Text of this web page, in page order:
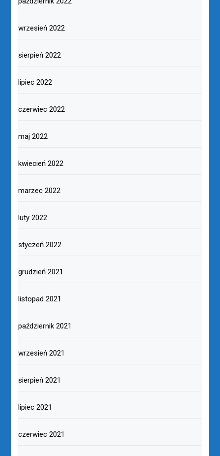
wrzesień 2022
sierpień 2022
lipiec 2022
czerwiec 2022
maj 2022
kwiecień 2022
marzec 2022
luty 2022
styczeń 2022
grudzień 2021
listopad 2021
październik 2021
wrzesień 2021
sierpień 2021
lipiec 2021
czerwiec 2021